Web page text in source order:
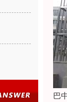
巴